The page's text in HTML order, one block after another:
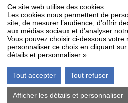
Ce site web utilise des cookies
Les cookies nous permettent de
site, de mesurer l’audience, d’offrir
aux médias sociaux et d’analyser
Vous pouvez choisir ci-dessous votre
personnaliser ce choix en cliquant
détails et personnaliser ».
Tout accepter Tout refuser
Afficher les détails et personnaliser
Gestion des cookies
Nous suivre
Facebook
Youtube
Newsletter